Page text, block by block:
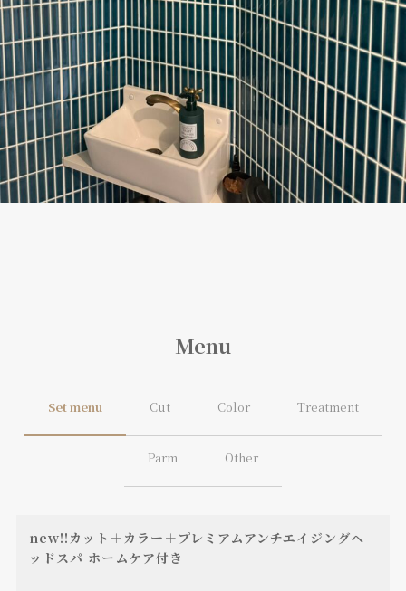
Menu
Set menu Cut Color Treatment
Parm Other
new!!カット＋カラー＋プレミアムアンチエイジングヘ
ッドスパ ホームケア付き